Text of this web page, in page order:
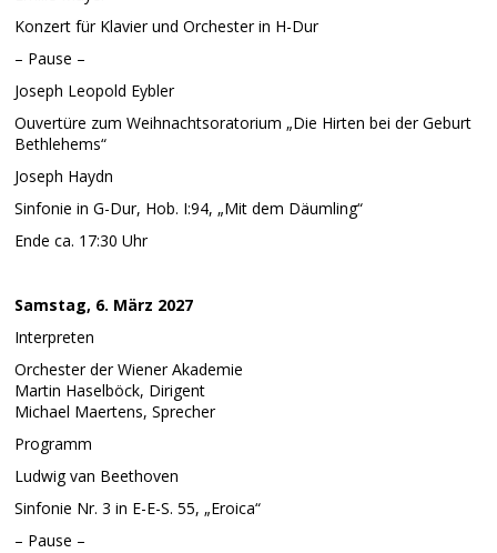
Konzert für Klavier und Orchester in H-Dur
– Pause –
Joseph Leopold Eybler
Ouvertüre zum Weihnachtsoratorium „Die Hirten bei der Geburt
Bethlehems“
Joseph Haydn
Sinfonie in G-Dur, Hob. I:94, „Mit dem Däumling“
Ende ca. 17:30 Uhr
Samstag, 6. März 2027
Interpreten
Orchester der Wiener Akademie
Martin Haselböck, Dirigent
Michael Maertens, Sprecher
Programm
Ludwig van Beethoven
Sinfonie Nr. 3 in E-E-S. 55, „Eroica“
– Pause –